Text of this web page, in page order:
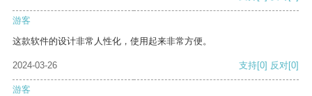
游客
这款软件的设计非常人性化，使用起来非常方便。
2024-03-26 支持[0] 反对[0]
游客